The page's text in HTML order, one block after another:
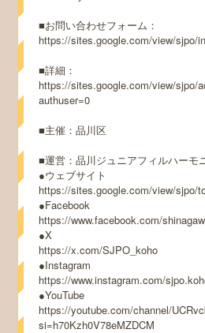
■お問い合わせフォーム：
https://sites.google.com/view/sjpo/
■詳細：
https://sites.google.com/view/sjpo/
authuser=0
■主催：品川区
■運営：品川ジュニアフィルハーモ
●ウェブサイト
https://sites.google.com/view/sjpo/
●Facebook
https://www.facebook.com/
●X
https://x.com/SJPO_koho
●Instagram
https://www.instagram.com/
●YouTube
https://youtube.com/channel/
si=h70Kzh0V78eMZDCM